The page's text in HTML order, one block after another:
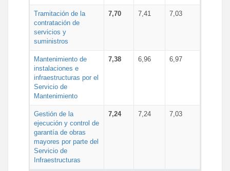
Tramitación de la
contratación de
servicios y
suministros
7,70 7,41 7,03
Mantenimiento de
instalaciones e
infraestructuras por el
Servicio de
Mantenimiento
7,38 6,96 6,97
Gestión de la
ejecución y control de
garantía de obras
mayores por parte del
Servicio de
Infraestructuras
7,24 7,24 7,03